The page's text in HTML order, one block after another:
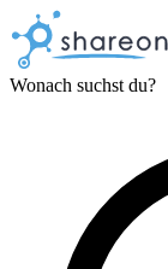
Wonach suchst du?